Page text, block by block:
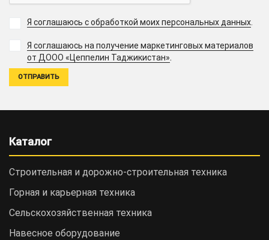
Я соглашаюсь с обработкой моих персональных данных.
Я соглашаюсь на получение маркетинговых материалов
от ДООО «Цеппелин Таджикистан».
Каталог
Строительная и дорожно-cтроительная техника
Горная и карьерная техника
Сельскохозяйственная техника
Навесное оборудование